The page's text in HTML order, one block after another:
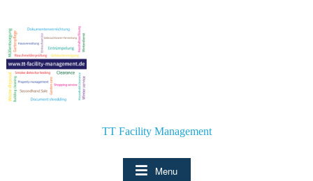
content
TT Facility Management
Menu